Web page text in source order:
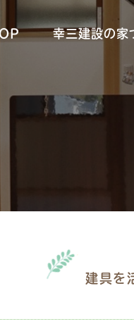
幸三建設の家
建具を